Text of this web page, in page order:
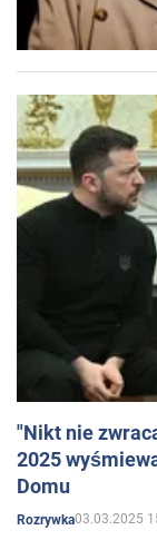
"Nikt nie
2025
Domu
Rozrywka03.03.2025